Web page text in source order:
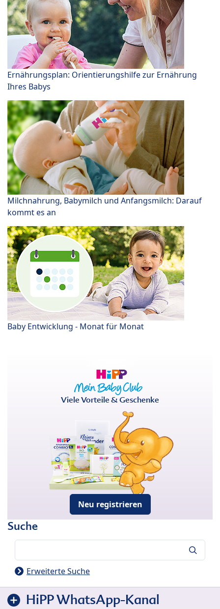
Ernährungsplan: Orientierungshilfe zur Ernährung
Ihres Babys
Milchnahrung, Babymilch und Anfangsmilch: Darauf
kommt es an
Baby Entwicklung - Monat für Monat
Viele Vorteile & Geschenke
Neu registrieren
Suche
Erweiterte Suche
HiPP WhatsApp-Kanal